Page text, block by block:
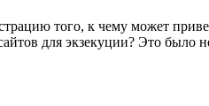
того, к чему может
для экзекуции? Это было